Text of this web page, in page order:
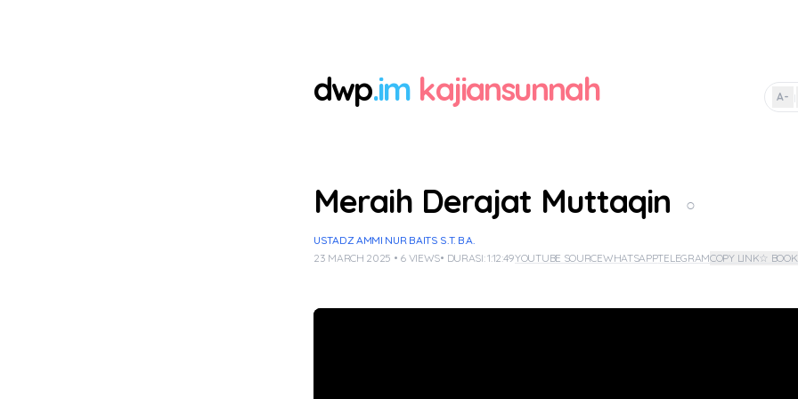
dwp.im kajiansunnah A- |
Meraih Derajat Muttaqin ○
USTADZ AMMI NUR BAITS S.T. B.A.
23 MARCH 2025 • 6 VIEWS• DURASI: 1:12:49YOUTUBE SOURCEWHATSAPPTELEGRAMCOPY LINK☆